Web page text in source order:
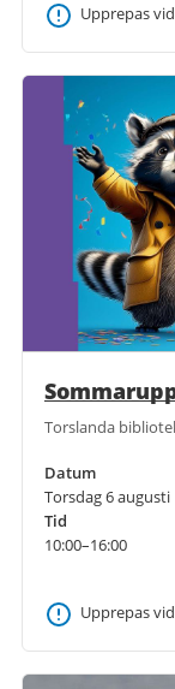
Upprepas
Torslanda
Datum
Torsdag 6 augusti
Tid
10:00–16:00
Upprepas